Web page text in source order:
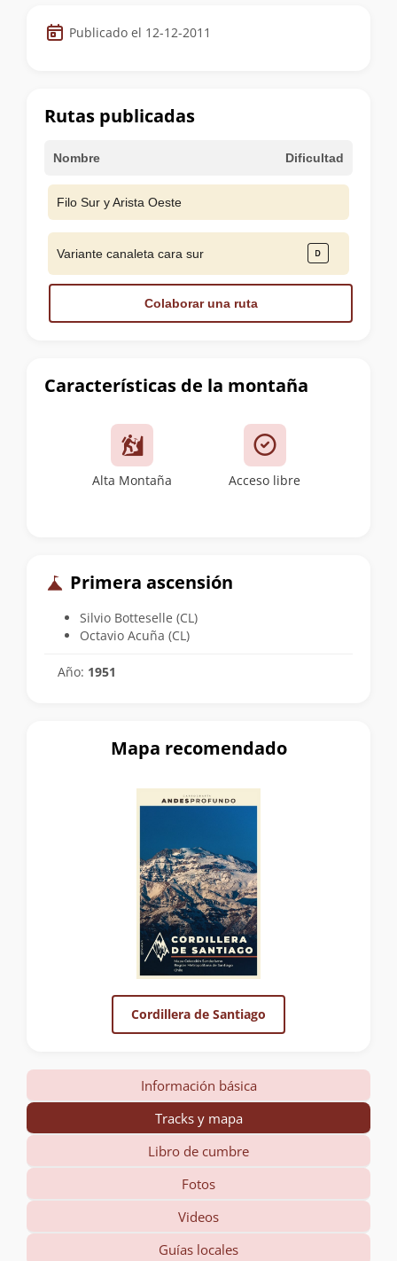
Datos
de
cumbre
Publicado el 12-12-2011
Características de la montaña
Alta Montaña Acceso libre
Primera ascensión
Silvio Botteselle (CL)
Octavio Acuña (CL)
Año: 1951
Rutas publicadas
Nombre Dificultad
Filo Sur y Arista Oeste
Variante canaleta cara sur
Colaborar una ruta
Mapa recomendado
Cordillera de Santiago
Información básica
Tracks y mapa
Libro de cumbre
Fotos
Videos
Guías locales